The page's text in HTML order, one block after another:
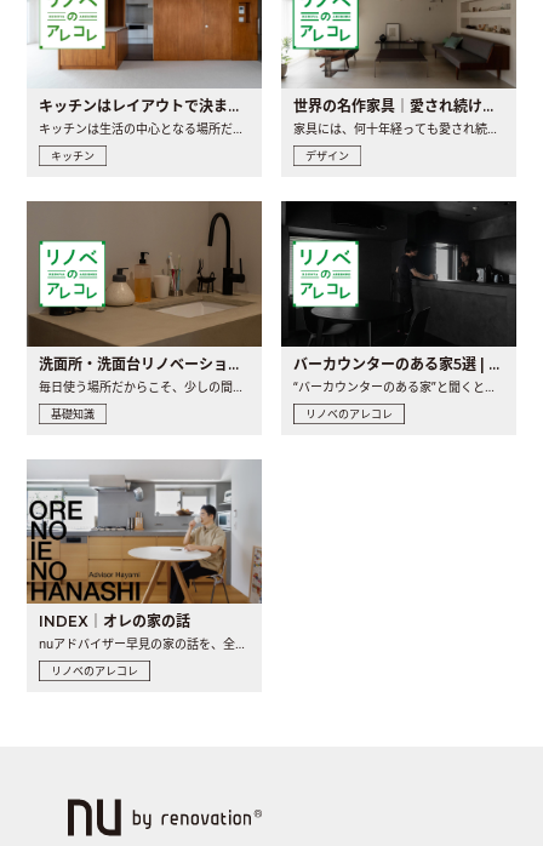
キッチンはレイアウトで決まる。後悔しないための考え方と選び方
キッチンは生活の中心となる場所だからこそ、家の中のどこに置..
キッチン
世界の名作家具｜愛され続ける理由と一生モノとの出会い方
家具には、何十年経っても愛され続ける「名作」と呼ばれるもの..
デザイン
洗面所・洗面台リノベーションの事例と間取りアイデア
基礎知識
バーカウンターのある家5選 | 日常に馴染む“距離の近い”キッチンとは
リノベのアレコレ
INDEX｜オレの家の話
nuアドバイザー早見の家の話を、全4話でお届け。リノベーションを..
リノベのアレコレ